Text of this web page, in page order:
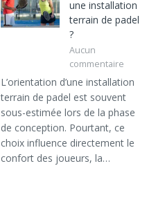
une installation
terrain de padel
?
Aucun
commentaire
L’orientation d’une installation
terrain de padel est souvent
sous-estimée lors de la phase
de conception. Pourtant, ce
choix influence directement le
confort des joueurs, la…